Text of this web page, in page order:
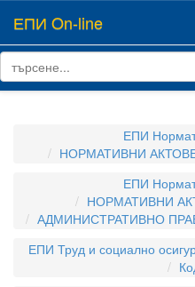
ЕПИ On-line
ЕПИ
НОРМАТИВНИ
ЕПИ
НОРМАТИВНИ
АДМИНИСТРАТИВНО
ЕПИ Труд и социално